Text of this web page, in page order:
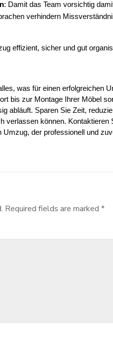
: Damit das Team vorsichtig
verhindern
effizient, sicher und gut
was für einen erfolgreichen
bis zur Montage Ihrer Möbel
abläuft. Sparen Sie Zeit,
verlassen können. Kontaktieren
der professionell und
Required fields are marked *